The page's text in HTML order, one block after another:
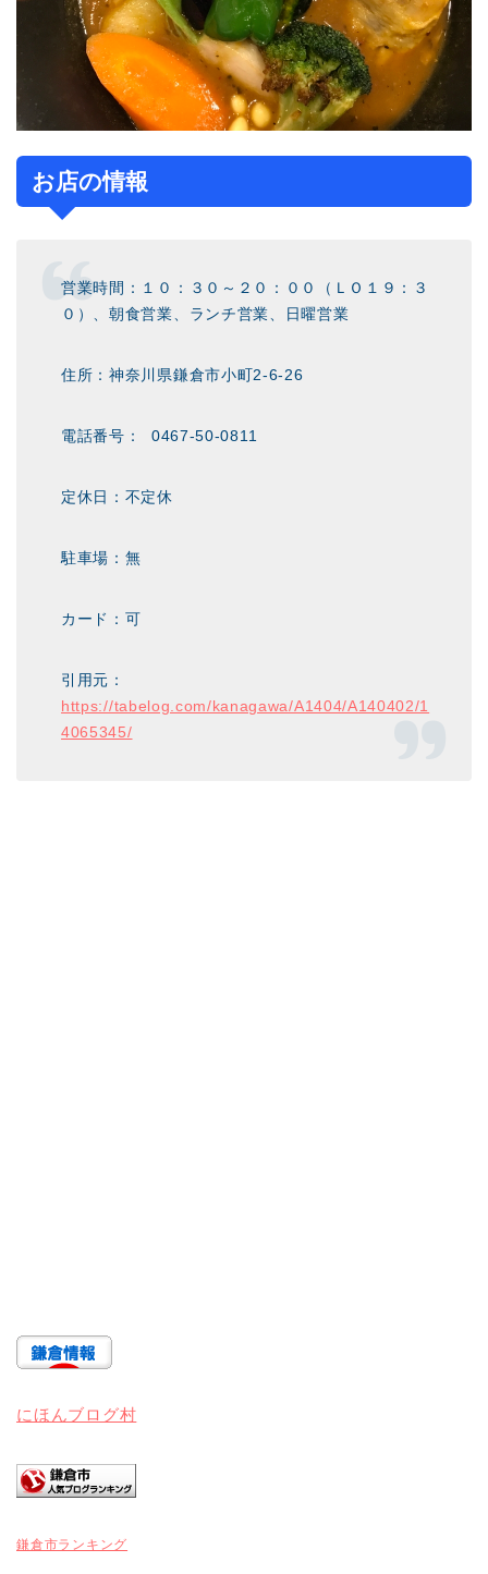
お店の情報
営業時間：１０：３０～２０：００（ＬＯ１９：３
０）、朝食営業、ランチ営業、日曜営業
住所：神奈川県鎌倉市小町2-6-26
電話番号： 0467-50-0811
定休日：不定休
駐車場：無
カード：可
引用元：
https://tabelog.com/kanagawa/A1404/A140402/1
4065345/
にほんブログ村
鎌倉市ランキング